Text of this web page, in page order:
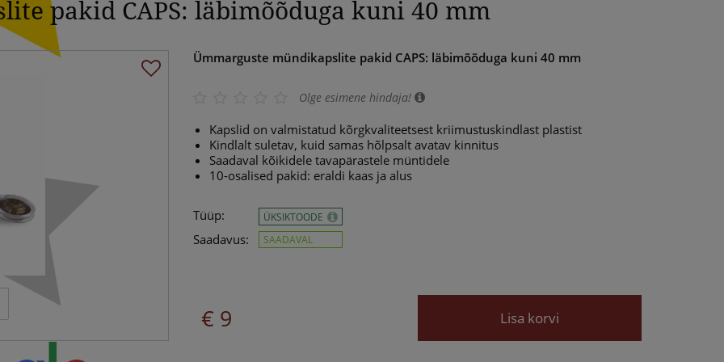
pakid CAPS: läbimõõduga kuni 40 mm
Ümmarguste mündikapslite pakid CAPS: läbimõõduga kuni 40 mm
Olge esimene hindaja!
Kapslid on valmistatud kõrgkvaliteetsest kriimustuskindlast plastist
Kindlalt suletav, kuid samas hõlpsalt avatav kinnitus
Saadaval kõikidele tavapärastele müntidele
10-osalised pakid: eraldi kaas ja alus
Tüüp:
Saadavus:
ÜKSIKTOODE
SAADAVAL
€ 9 Lisa korvi